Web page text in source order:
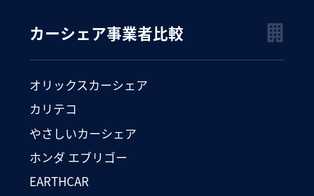
カーシェア事業者比較
オリックスカーシェア
カリテコ
やさしいカーシェア
ホンダ エブリゴー
EARTHCAR